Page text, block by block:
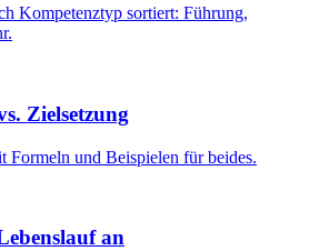
Kompetenztyp sortiert: Führung,
Zielsetzung
Formeln und Beispielen für beides.
an